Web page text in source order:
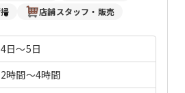
店舗スタッフ・販売
4日～5日
2時間～4時間